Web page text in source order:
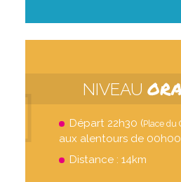
NIVEAU
Départ 22h30 (Place du
aux alentours de 00h00
Distance : 14km